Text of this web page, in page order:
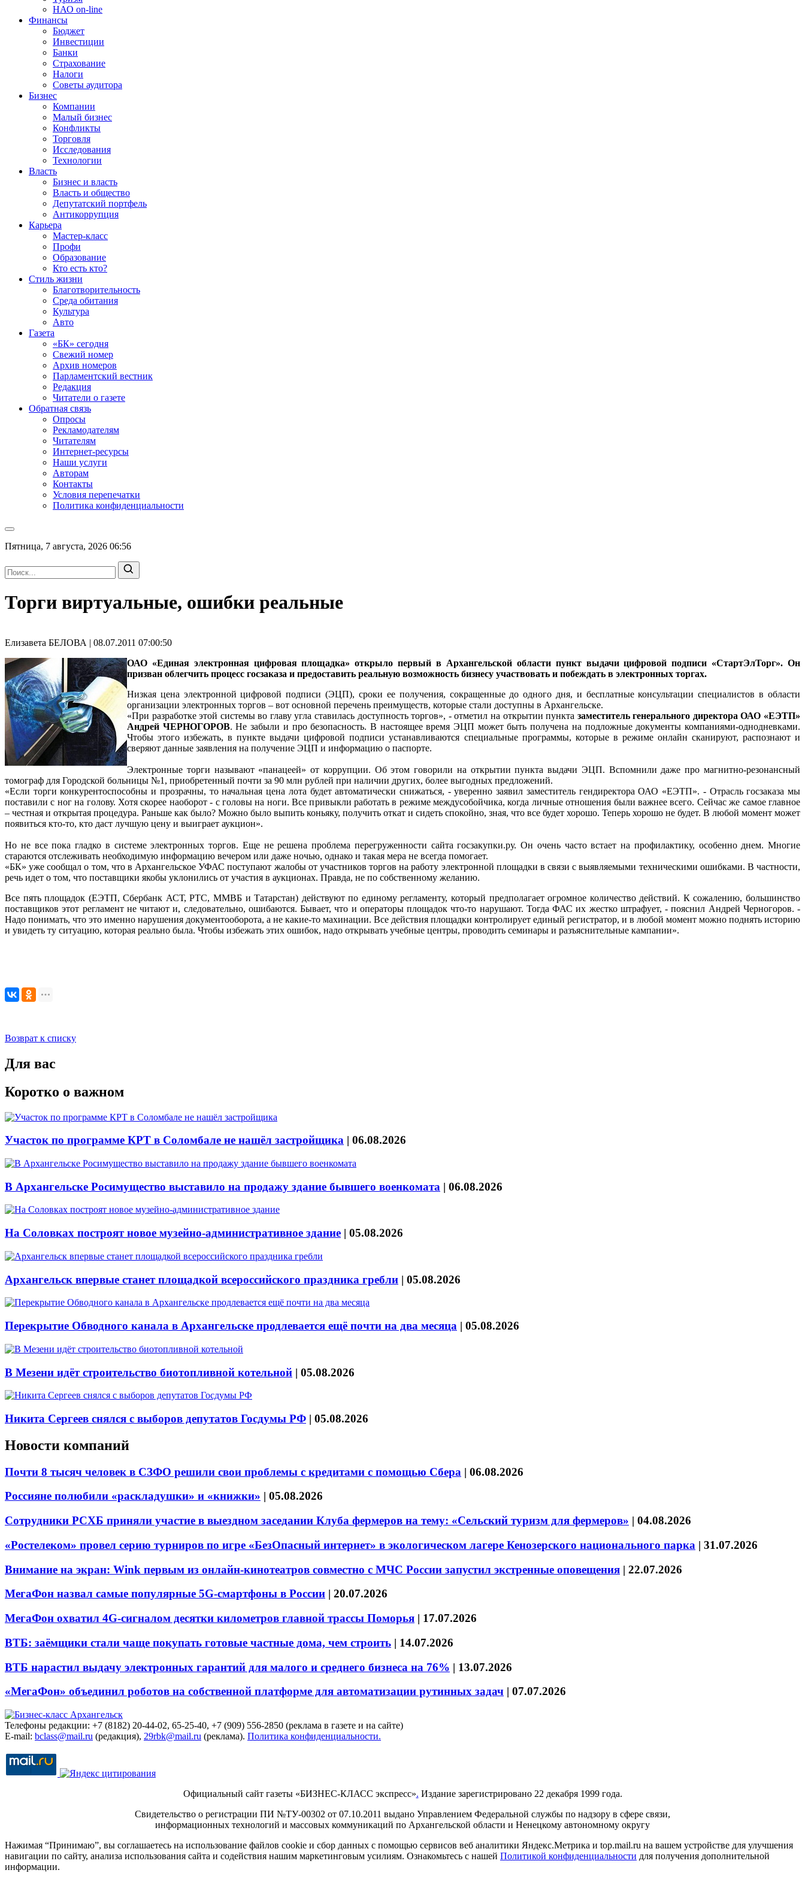
НАО on-line
Финансы
Бюджет
Инвестиции
Банки
Страхование
Налоги
Советы аудитора
Бизнес
Компании
Малый бизнес
Конфликты
Торговля
Исследования
Технологии
Власть
Бизнес и власть
Власть и общество
Депутатский портфель
Антикоррупция
Карьера
Мастер-класс
Профи
Образование
Кто есть кто?
Стиль жизни
Благотворительность
Среда обитания
Культура
Авто
Газета
«БК» сегодня
Свежий номер
Архив номеров
Парламентский вестник
Редакция
Читатели о газете
Обратная связь
Опросы
Рекламодателям
Читателям
Интернет-ресурсы
Наши услуги
Авторам
Контакты
Условия перепечатки
Политика конфиденциальности
Пятница, 7 августа, 2026 06:56
Торги виртуальные, ошибки реальные
Елизавета БЕЛОВА | 08.07.2011 07:00:50
ОАО «Единая электронная цифровая площадка» открыло первый в Архангельской области пункт выдачи цифровой подписи «СтартЭлТорг». Он
призван облегчить процесс госзаказа и предоставить реальную возможность бизнесу участвовать и побеждать в электронных торгах.
Низкая цена электронной цифровой подписи (ЭЦП), сроки ее получения, сокращенные до одного дня, и бесплатные консультации специалистов в области
организации электронных торгов – вот основной перечень преимуществ, которые стали доступны в Архангельске.
«При разработке этой системы во главу угла ставилась доступность торгов», - отметил на открытии пункта заместитель генерального директора ОАО «ЕЭТП»
Андрей ЧЕРНОГОРОВ. Не забыли и про безопасность. В настоящее время ЭЦП может быть получена на подложные документы компаниями-однодневками.
Чтобы этого избежать, в пункте выдачи цифровой подписи устанавливаются специальные программы, которые в режиме онлайн сканируют, распознают и
сверяют данные заявления на получение ЭЦП и информацию о паспорте.
Электронные торги называют «панацеей» от коррупции. Об этом говорили на открытии пункта выдачи ЭЦП. Вспомнили даже про магнитно-резонансный
томограф для Городской больницы №1, приобретенный почти за 90 млн рублей при наличии других, более выгодных предложений.
«Если торги конкурентоспособны и прозрачны, то начальная цена лота будет автоматически снижаться, - уверенно заявил заместитель гендиректора ОАО «ЕЭТП». - Отрасль госзаказа мы
поставили с ног на голову. Хотя скорее наоборот - с головы на ноги. Все привыкли работать в режиме междусобойчика, когда личные отношения были важнее всего. Сейчас же самое главное
– честная и открытая процедура. Раньше как было? Можно было выпить коньяку, получить откат и сидеть спокойно, зная, что все будет хорошо. Теперь хорошо не будет. В любой момент может
появиться кто-то, кто даст лучшую цену и выиграет аукцион».
Но не все пока гладко в системе электронных торгов. Еще не решена проблема перегруженности сайта госзакупки.ру. Он очень часто встает на профилактику, особенно днем. Многие
стараются отслеживать необходимую информацию вечером или даже ночью, однако и такая мера не всегда помогает.
«БК» уже сообщал о том, что в Архангельское УФАС поступают жалобы от участников торгов на работу электронной площадки в связи с выявляемыми техническими ошибками. В частности,
речь идет о том, что поставщики якобы уклонились от участия в аукционах. Правда, не по собственному желанию.
Все пять площадок (ЕЭТП, Сбербанк АСТ, РТС, ММВБ и Татарстан) действуют по единому регламенту, который предполагает огромное количество действий. К сожалению, большинство
поставщиков этот регламент не читают и, следовательно, ошибаются. Бывает, что и операторы площадок что-то нарушают. Тогда ФАС их жестко штрафует, - пояснил Андрей Черногоров. -
Надо понимать, что это именно нарушения документооборота, а не какие-то махинации. Все действия площадки контролирует единый регистратор, и в любой момент можно поднять историю
и увидеть ту ситуацию, которая реально была. Чтобы избежать этих ошибок, надо открывать учебные центры, проводить семинары и разъяснительные кампании».
Возврат к списку
Для вас
Коротко о важном
Участок по программе КРТ в Соломбале не нашёл застройщика | 06.08.2026
В Архангельске Росимущество выставило на продажу здание бывшего военкомата | 06.08.2026
На Соловках построят новое музейно-административное здание | 05.08.2026
Архангельск впервые станет площадкой всероссийского праздника гребли | 05.08.2026
Перекрытие Обводного канала в Архангельске продлевается ещё почти на два месяца | 05.08.2026
В Мезени идёт строительство биотопливной котельной | 05.08.2026
Никита Сергеев снялся с выборов депутатов Госдумы РФ | 05.08.2026
Новости компаний
Почти 8 тысяч человек в СЗФО решили свои проблемы с кредитами с помощью Сбера | 06.08.2026
Россияне полюбили «раскладушки» и «книжки» | 05.08.2026
Сотрудники РСХБ приняли участие в выездном заседании Клуба фермеров на тему: «Сельский туризм для фермеров» | 04.08.2026
«Ростелеком» провел серию турниров по игре «БезОпасный интернет» в экологическом лагере Кенозерского национального парка | 31.07.2026
Внимание на экран: Wink первым из онлайн-кинотеатров совместно с МЧС России запустил экстренные оповещения | 22.07.2026
МегаФон назвал самые популярные 5G-смартфоны в России | 20.07.2026
МегаФон охватил 4G-сигналом десятки километров главной трассы Поморья | 17.07.2026
ВТБ: заёмщики стали чаще покупать готовые частные дома, чем строить | 14.07.2026
ВТБ нарастил выдачу электронных гарантий для малого и среднего бизнеса на 76% | 13.07.2026
«МегаФон» объединил роботов на собственной платформе для автоматизации рутинных задач | 07.07.2026
Телефоны редакции: +7 (8182) 20-44-02, 65-25-40, +7 (909) 556-2850 (реклама в газете и на сайте)
E-mail: bclass@mail.ru (редакция), 29rbk@mail.ru (реклама). Политика конфиденциальности.
Официальный сайт газеты «БИЗНЕС-КЛАСС экспресс». Издание зарегистрировано 22 декабря 1999 года.
Свидетельство о регистрации ПИ №ТУ-00302 от 07.10.2011 выдано Управлением Федеральной службы по надзору в сфере связи,
информационных технологий и массовых коммуникаций по Архангельской области и Ненецкому автономному округу
Нажимая “Принимаю”, вы соглашаетесь на использование файлов cookie и сбор данных с помощью сервисов веб аналитики Яндекс.Метрика и top.mail.ru на вашем устройстве для улучшения
навигации по сайту, анализа использования сайта и содействия нашим маркетинговым усилиям. Ознакомьтесь с нашей Политикой конфиденциальности для получения дополнительной
информации.